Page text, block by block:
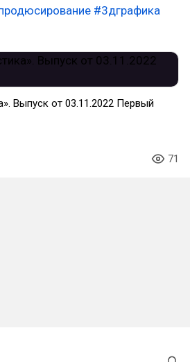
#3дграфика
Выпуск от 03.11.2022 Первый
71